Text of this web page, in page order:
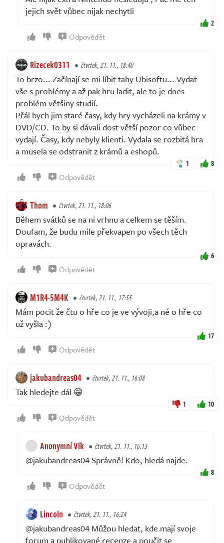
jejich svět vůbec nijak nechytli
2
Odpovědět
Rizecek0311 čtvrtek, 21. 11., 18:40
To brzo... Začínají se mi líbit tahy Ubisoftu... Vydat
vše s problémy a až pak hru ladit, ale to je dnes
problém většiny studií.
Přál bych jim staré časy, kdy hry vycházeli na krámy v
DVD/CD. To by si dávali dost větší pozor co vůbec
vydají. Časy, kdy nebyly klienti. Vydala se rozbitá hra
a musela se odstranit z krámů a eshopů.
1 8
Odpovědět
Thom čtvrtek, 21. 11., 18:06
Během svátků se na ni vrhnu a celkem se těším.
Doufam, že budu mile překvapen po všech těch
opravách.
6
Odpovědět
M1R4-5M4K čtvrtek, 21. 11., 17:55
Mám pocit že čtu o hře co je ve vývoji,a né o hře co
už vyšla :)
17
Odpovědět
jakubandreas04 čtvrtek, 21. 11., 16:08
Tak hledejte dál 😁
1 10
Odpovědět
Anonymní Vlk čtvrtek, 21. 11., 16:13
@jakubandreas04 Správně! Kdo, hledá najde.
8
Odpovědět
Lincoln čtvrtek, 21. 11., 16:24
@jakubandreas04 Můžou hledat, kde mají svoje
forum a publikované recenze a poučit se